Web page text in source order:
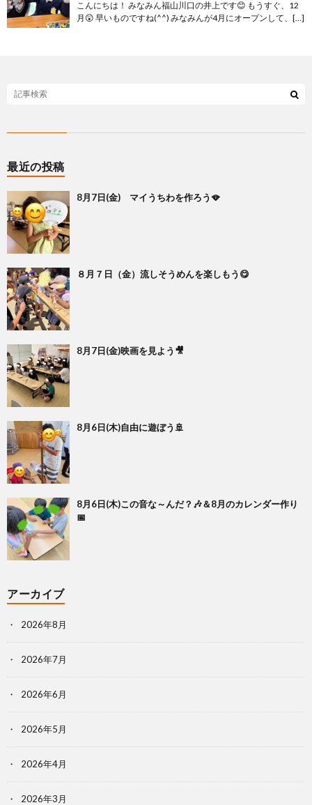
こんにちは！ みなみん福山川口の井上です😊 もうすぐ、12
月😲 早いものですね(^^) みなみんが4月にオープンして、[…]
最近の投稿
8月7日(金) マイうちわを作ろう🪭
８月７日（金）流しそうめんを楽しもう😋
8月7日(金)映画を見よう🎥
8月6日(木)自由に遊ぼう🚢
8月6日(木)この音な～んだ？🎶＆8月のカレンダー作り
📅
アーカイブ
2026年8月
2026年7月
2026年6月
2026年5月
2026年4月
2026年3月